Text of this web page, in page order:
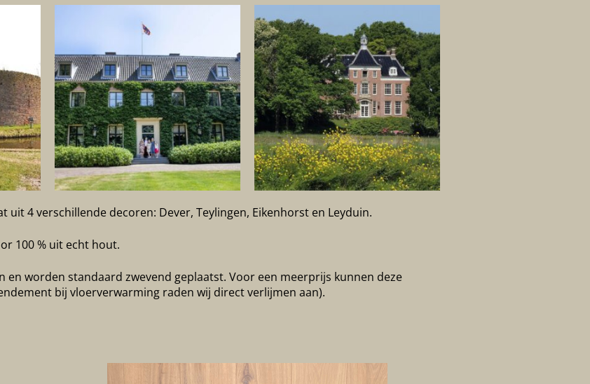
4 verschillende decoren: Dever, Teylingen, Eikenhorst en Leyduin.
100 % uit echt hout.
worden standaard zwevend geplaatst. Voor een meerprijs kunnen deze
bij vloerverwarming raden wij direct verlijmen aan).